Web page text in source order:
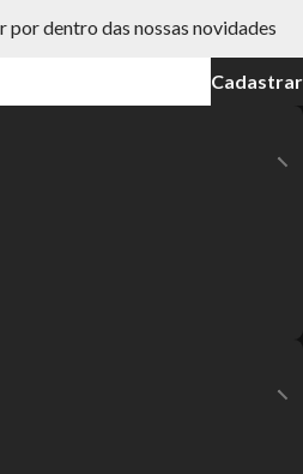
por dentro das nossas novidades
Cadastrar